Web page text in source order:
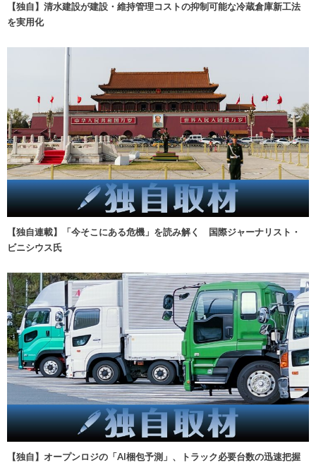
【独自】清水建設が建設・維持管理コストの抑制可能な冷蔵倉庫新工法
を実用化
【独自連載】「今そこにある危機」を読み解く 国際ジャーナリスト・
ビニシウス氏
【独自】オープンロジの「AI梱包予測」、トラック必要台数の迅速把握